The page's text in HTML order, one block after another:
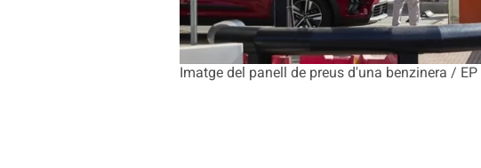
Imatge del panell de preus d'una benzinera / EP